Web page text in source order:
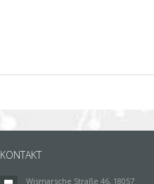
KONTAKT
Wismarsche Straße 46, 18057